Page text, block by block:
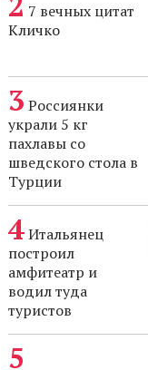
7 вечных цитат
Кличко
Россиянки
украли 5 кг
пахлавы со
шведского стола в
Турции
Итальянец
построил
амфитеатр и
водил туда
туристов